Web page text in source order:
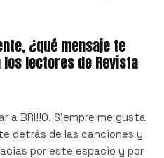
¿qué mensaje te
lectores de Revista
a BRI!!O. Siempre me gusta
detrás de las canciones y
por este espacio y por